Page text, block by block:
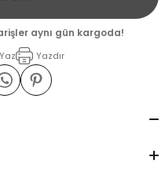
aynı gün kargoda!
Yazdır